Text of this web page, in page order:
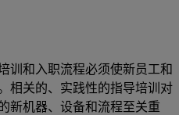
训和入职流程必须使新员工和
相关的、实践性的指导培训对
新机器、设备和流程至关重